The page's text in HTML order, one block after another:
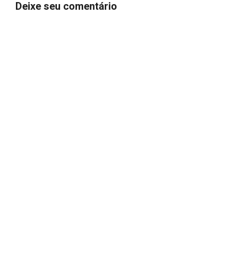
Deixe seu comentário